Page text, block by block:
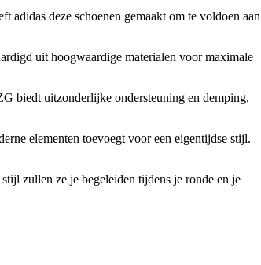
adidas deze schoenen gemaakt om te voldoen aan
uit hoogwaardige materialen voor maximale
biedt uitzonderlijke ondersteuning en demping,
elementen toevoegt voor een eigentijdse stijl.
zullen ze je begeleiden tijdens je ronde en je